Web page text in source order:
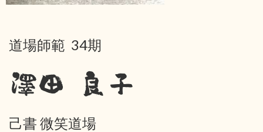
道場師範 34期
澤田 良子
己書 微笑道場